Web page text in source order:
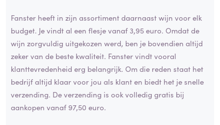
Fanster heeft in zijn assortiment daarnaast wijn voor elk
budget. Je vindt al een flesje vanaf 3,95 euro. Omdat de
wijn zorgvuldig uitgekozen werd, ben je bovendien altijd
zeker van de beste kwaliteit. Fanster vindt vooral
klanttevredenheid erg belangrijk. Om die reden staat het
bedrijf altijd klaar voor jou als klant en biedt het je snelle
verzending. De verzending is ook volledig gratis bij
aankopen vanaf 97,50 euro.